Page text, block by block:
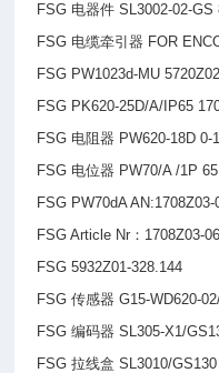
FSG 电器件 SL3002-02-
FSG 电缆牵引器 FOR
FSG PW1023d-MU
FSG PK620-25D/A/IP65
FSG 电阻器 PW620-
FSG 电位器 PW70/A /1P
FSG PW70dA AN:1708Z03-
FSG Article Nr ：1708Z03-
FSG 5932Z01-328.144
FSG传感器 G15-
FSG编码器 SL305-
FSG拉线盒 SL3010/